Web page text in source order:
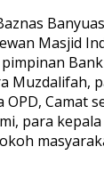
Masjid
pimpinan
Muzdalifah,
Camat
para kepala